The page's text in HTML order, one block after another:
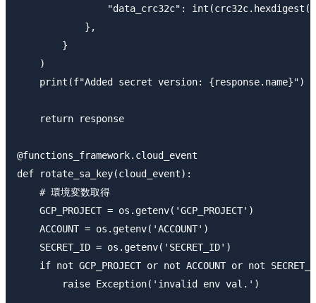
"data_crc32c":
            },
        }
    )
    print(f"Added secret version: {response.name}")
    return response
@functions_framework.cloud_event
def rotate_sa_key(cloud_event):
    # 環境変数取得
    GCP_PROJECT = os.getenv('GCP_PROJECT')
    ACCOUNT = os.getenv('ACCOUNT')
    SECRET_ID = os.getenv('SECRET_ID')
if not GCP_PROJECT or not ACCOUNT or not
        raise Exception('invalid env val.')